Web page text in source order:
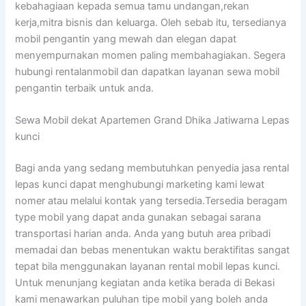
kebahagiaan kepada semua tamu undangan,rekan
kerja,mitra bisnis dan keluarga. Oleh sebab itu, tersedianya
mobil pengantin yang mewah dan elegan dapat
menyempurnakan momen paling membahagiakan. Segera
hubungi rentalanmobil dan dapatkan layanan sewa mobil
pengantin terbaik untuk anda.
Sewa Mobil dekat Apartemen Grand Dhika Jatiwarna Lepas
kunci
Bagi anda yang sedang membutuhkan penyedia jasa rental
lepas kunci dapat menghubungi marketing kami lewat
nomer atau melalui kontak yang tersedia.Tersedia beragam
type mobil yang dapat anda gunakan sebagai sarana
transportasi harian anda. Anda yang butuh area pribadi
memadai dan bebas menentukan waktu beraktifitas sangat
tepat bila menggunakan layanan rental mobil lepas kunci.
Untuk menunjang kegiatan anda ketika berada di Bekasi
kami menawarkan puluhan tipe mobil yang boleh anda